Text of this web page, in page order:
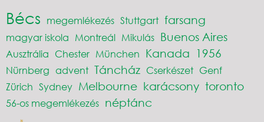
Bécs megemlékezés Stuttgart farsang
magyar iskola Montreál Mikulás Buenos Aires
Ausztrália Chester München Kanada 1956
Nürnberg advent Táncház Cserkészet Genf
Zürich Sydney Melbourne karácsony toronto
56-os megemlékezés néptánc